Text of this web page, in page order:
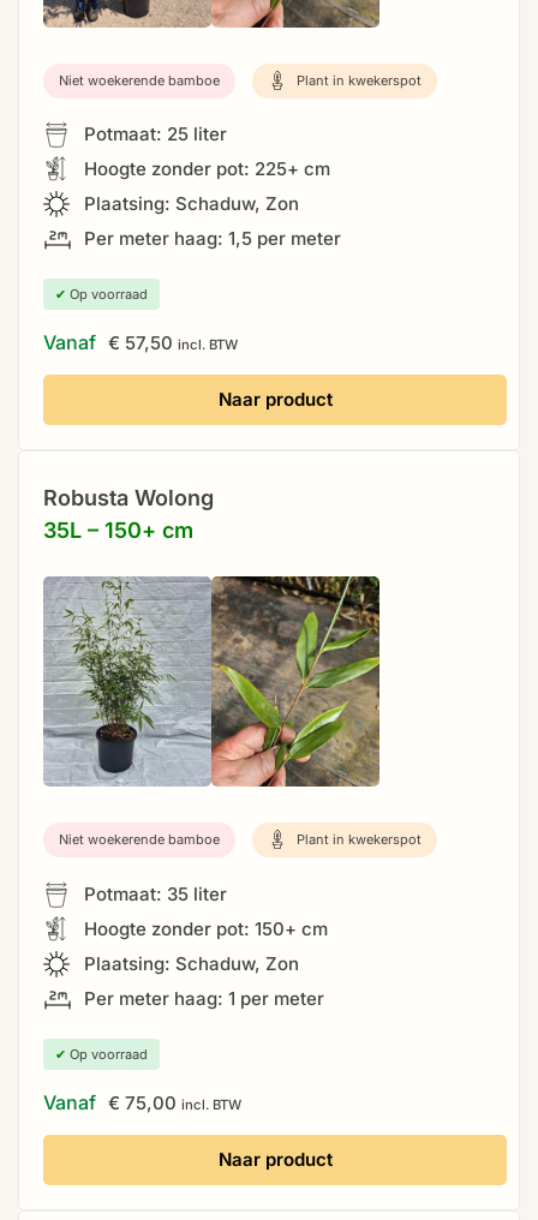
Niet woekerende bamboe Plant in kwekerspot
Potmaat: 25 liter
Hoogte zonder pot: 225+ cm
Plaatsing: Schaduw, Zon
Per meter haag: 1,5 per meter
✔ Op voorraad
Vanaf € 57,50 incl. BTW
Naar product
Robusta Wolong
35L – 150+ cm
Niet woekerende bamboe Plant in kwekerspot
Potmaat: 35 liter
Hoogte zonder pot: 150+ cm
Plaatsing: Schaduw, Zon
Per meter haag: 1 per meter
✔ Op voorraad
Vanaf € 75,00 incl. BTW
Naar product